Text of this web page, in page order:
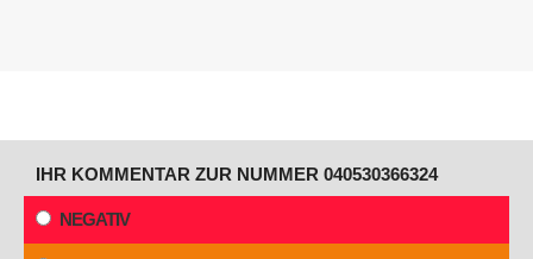
IHR KOMMENTAR ZUR NUMMER 040530366324
NEGATIV